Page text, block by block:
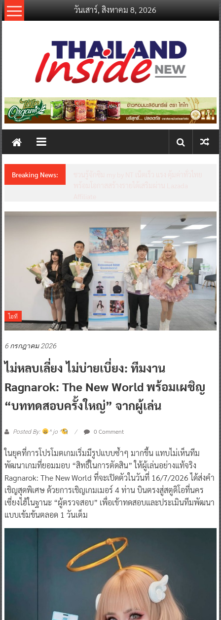
Skip
to
วันเสาร์, สิงหาคม 8, 2026
thailandinsidenew.com
Thailand
New
Breaking News:
ไอที
6 กรกฎาคม 2026
ไม่หลบเลี่ยง ไม่บ่ายเบี่ยง: ทีมงาน
Ragnarok: The New World พร้อมเผชิญ
“บททดสอบครั้งใหญ่” จากผู้เล่น
Posted By: ^ jo ^ 0 Comment
ในยุคที่การโปรโมตเกมเริ่มมีรูปแบบซ้ำๆ มากขึ้น แทบไม่เห็นทีม
พัฒนาเกมที่ยอมมอบ “สิทธิ์ในการตัดสิน” ให้ผู้เล่นอย่างแท้จริง
Ragnarok: The New World ที่จะเปิดตัวในวันที่ 16/7/2026 ได้ส่งคำ
เชิญสุดพิเศษ ด้วยการเชิญเกมเมอร์ 4 ท่าน บินตรงสู่สตูดิโอที่นคร
เซี่ยงไฮ้ในฐานะ “ผู้ตรวจสอบ” เพื่อเข้าทดสอบและประเมินทีมพัฒนา
แบบเข้มข้นตลอด 1 วันเต็ม